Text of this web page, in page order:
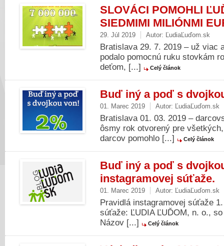
SLOVÁCI POMOHLI
SIEDMIMI MILIÓNMI
29. Júl 2019 Autor: ĽudiaĽuďom.sk
Bratislava 29. 7. 2019 – už viac
podalo pomocnú ruku stovkám
deťom, [...]
Celý článok
Buď iný a poď s
01. Marec 2019 Autor: ĽudiaĽuďom.sk
Bratislava 01. 03. 2019 –
ôsmy rok otvorený pre
darcov pomohlo [...]
Celý článok
Buď iný a poď s
instagramovej súťaže.
01. Marec 2019 Autor: ĽudiaĽuďom.sk
Pravidlá instagramovej súťaže
sú­ťaže: ĽUDIA ĽUĎOM, n. o.,
Ná­zov [...]
Celý článok